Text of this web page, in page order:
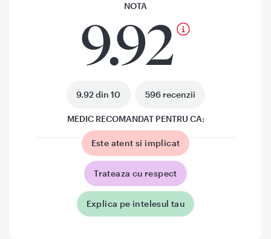
NOTA
9.92
9.92 din 10 596 recenzii
MEDIC RECOMANDAT PENTRU CA:
Este atent si implicat
Trateaza cu respect
Explica pe intelesul tau